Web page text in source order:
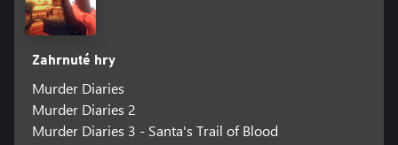
Zahrnuté hry
Murder Diaries
Murder Diaries 2
Murder Diaries 3 - Santa's Trail of Blood